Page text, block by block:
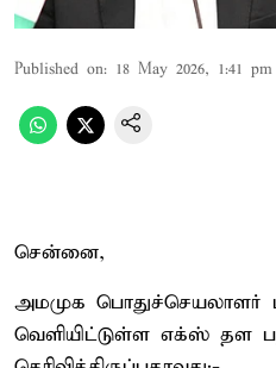
Published on: 18 May 2026, 1:41 pm
சென்னை,
அமமுக பொதுச்செயலாளர்
வெளியிட்டுள்ள எக்ஸ் தள